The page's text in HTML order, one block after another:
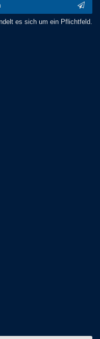
es sich um ein Pflichtfeld.